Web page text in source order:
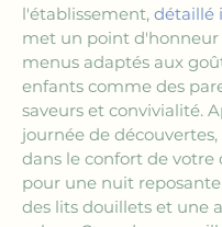
l'établissement, détaillé
met un point d'honneur
menus adaptés aux
enfants comme des
saveurs et convivialité.
journée de
dans le confort de votre
pour une nuit
des lits douillets et une